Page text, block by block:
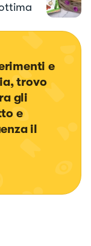
e
trovo
gli
e
il